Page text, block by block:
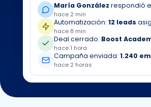
María González respondió
hace 2 min
Automatización: 12 leads
hace 8 min
Deal cerrado: Boost
hace 1 hora
Campaña enviada: 1.240
hace 2 horas